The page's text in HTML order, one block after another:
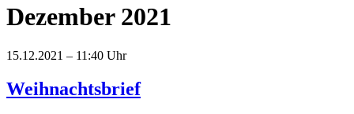
Dezember 2021
15.12.2021 – 11:40 Uhr
Weihnachtsbrief